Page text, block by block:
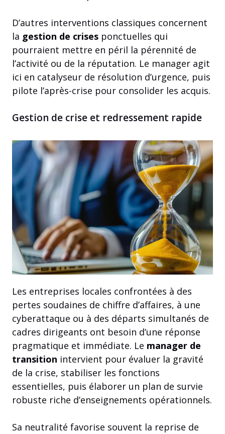
D’autres interventions classiques concernent
la gestion de crises ponctuelles qui
pourraient mettre en péril la pérennité de
l’activité ou de la réputation. Le manager agit
ici en catalyseur de résolution d’urgence, puis
pilote l’après-crise pour consolider les acquis.
Gestion de crise et redressement rapide
Les entreprises locales confrontées à des
pertes soudaines de chiffre d’affaires, à une
cyberattaque ou à des départs simultanés de
cadres dirigeants ont besoin d’une réponse
pragmatique et immédiate. Le manager de
transition intervient pour évaluer la gravité
de la crise, stabiliser les fonctions
essentielles, puis élaborer un plan de survie
robuste riche d’enseignements opérationnels.
Sa neutralité favorise souvent la reprise de